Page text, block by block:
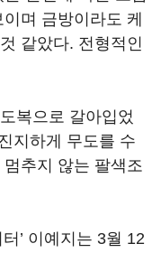
며 금방이라도 케
같았다. 전형적인
복으로 갈아입었
지하게 무도를 수
추지 않는 팔색조
’ 이예지는 3월 12